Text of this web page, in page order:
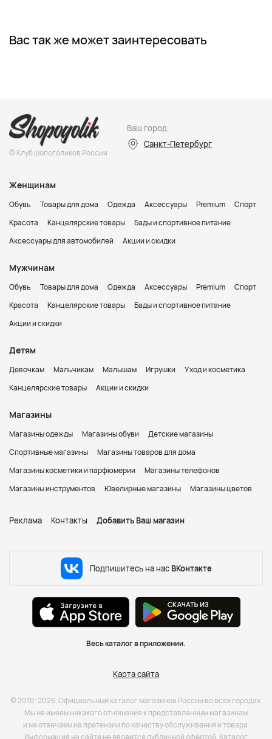
Вас так же может заинтересовать
© Клуб шопоголиков России
Ваш город
Санкт-Петербург
Женщинам
Обувь Товары для дома Одежда Аксессуары Premium
Спорт
Красота
Канцелярские товары
Бады и спортивное питание
Аксессуары для автомобилей
Акции и скидки
Мужчинам
Обувь Товары для дома Одежда Аксессуары Premium
Спорт
Красота
Канцелярские товары
Бады и спортивное питание
Акции и скидки
Детям
Девочкам Мальчикам Малышам Игрушки
Уход и косметика
Канцелярские товары
Акции и скидки
Магазины
Магазины одежды Магазины обуви
Детские магазины
Спортивные магазины
Магазины товаров для дома
Магазины косметики и парфюмерии
Магазины телефонов
Магазины инструментов
Ювелирные магазины Магазины цветов
Реклама Контакты Добавить Ваш магазин
Подпишитесь на нас ВКонтакте
Весь каталог в приложении.
Карта сайта
© 2010-2026. Официальный каталог магазинов России во всех городах.
Мы не имеем никакого отношения к представленным магазинам
и не отвечаем на претензии по качеству обслуживания и товара.